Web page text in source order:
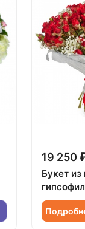
19 250
Букет из